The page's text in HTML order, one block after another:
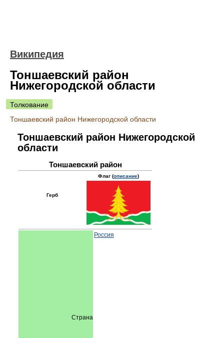
Википедия
Тоншаевский район
Нижегородской области
Толкование
Тоншаевский район Нижегородской области
Тоншаевский район Нижегородской
области
Тоншаевский район
Герб
Флаг (описание)
Страна
Россия